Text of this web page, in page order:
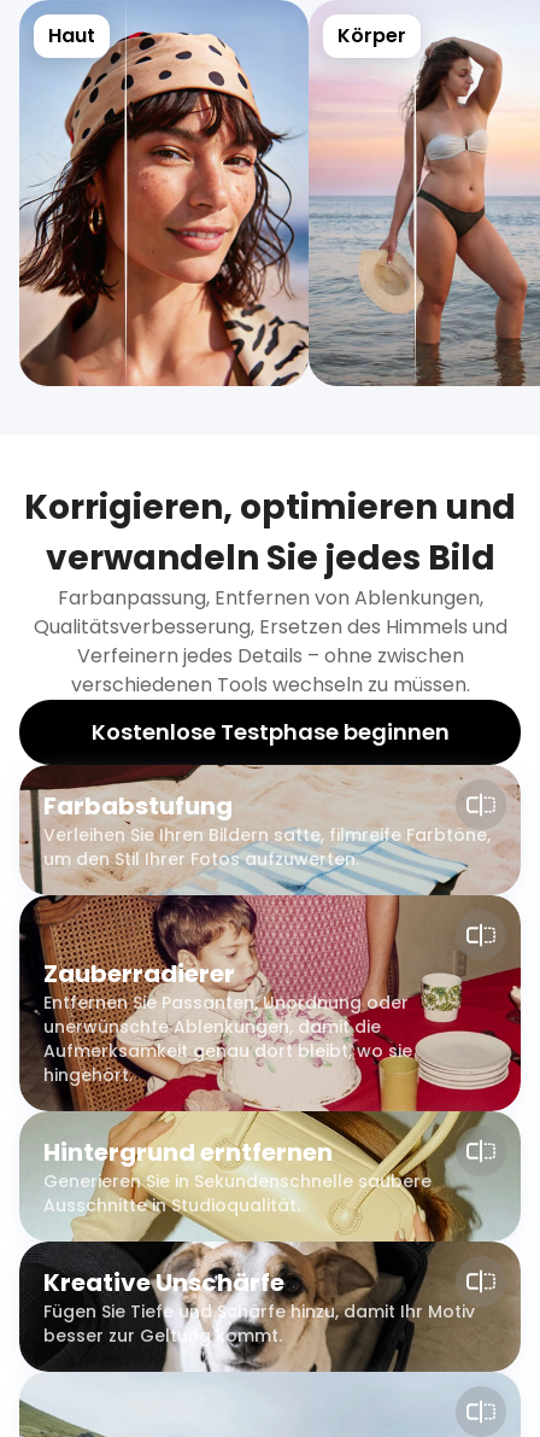
Haut
Körper
Korrigieren, optimieren und
verwandeln Sie jedes Bild
Farbanpassung, Entfernen von Ablenkungen,
Qualitätsverbesserung, Ersetzen des Himmels und
Verfeinern jedes Details – ohne zwischen
verschiedenen Tools wechseln zu müssen.
Kostenlose Testphase beginnen
Farbabstufung
Verleihen Sie Ihren Bildern satte, filmreife Farbtöne,
um den Stil Ihrer Fotos aufzuwerten.
Zauberradierer
Entfernen Sie Passanten, Unordnung oder
unerwünschte Ablenkungen, damit die
Aufmerksamkeit genau dort bleibt, wo sie
hingehört.
Hintergrund erntfernen
Generieren Sie in Sekundenschnelle saubere
Ausschnitte in Studioqualität.
Kreative Unschärfe
Fügen Sie Tiefe und Schärfe hinzu, damit Ihr Motiv
besser zur Geltung kommt.